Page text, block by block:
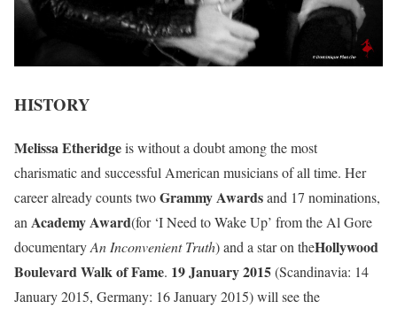
HISTORY
Melissa Etheridgeis without a doubt among the most
charismatic and successful American musicians of all time. Her
career already counts twoGrammy Awardsand 17 nominations,
an Academy Award(for ‘I Need to Wake Up’ from the Al Gore
documentaryAn Inconvenient Truth) and a star on theHollywood
Boulevard Walk of Fame. 19 January 2015(Scandinavia: 14
January 2015, Germany: 16 January 2015) will see the